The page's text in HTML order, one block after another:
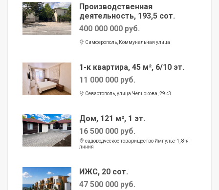
Производственная
деятельность, 193,5 сот.
400 000 000 руб.
Симферополь, Коммунальная улица
1-к квартира, 45 м², 6/10 эт.
11 000 000 руб.
Севастополь, улица Челнокова, 29к3
Дом, 121 м², 1 эт.
16 500 000 руб.
садоводческое товарищество Импульс-1, 8-я
линия
ИЖС, 20 сот.
47 500 000 руб.